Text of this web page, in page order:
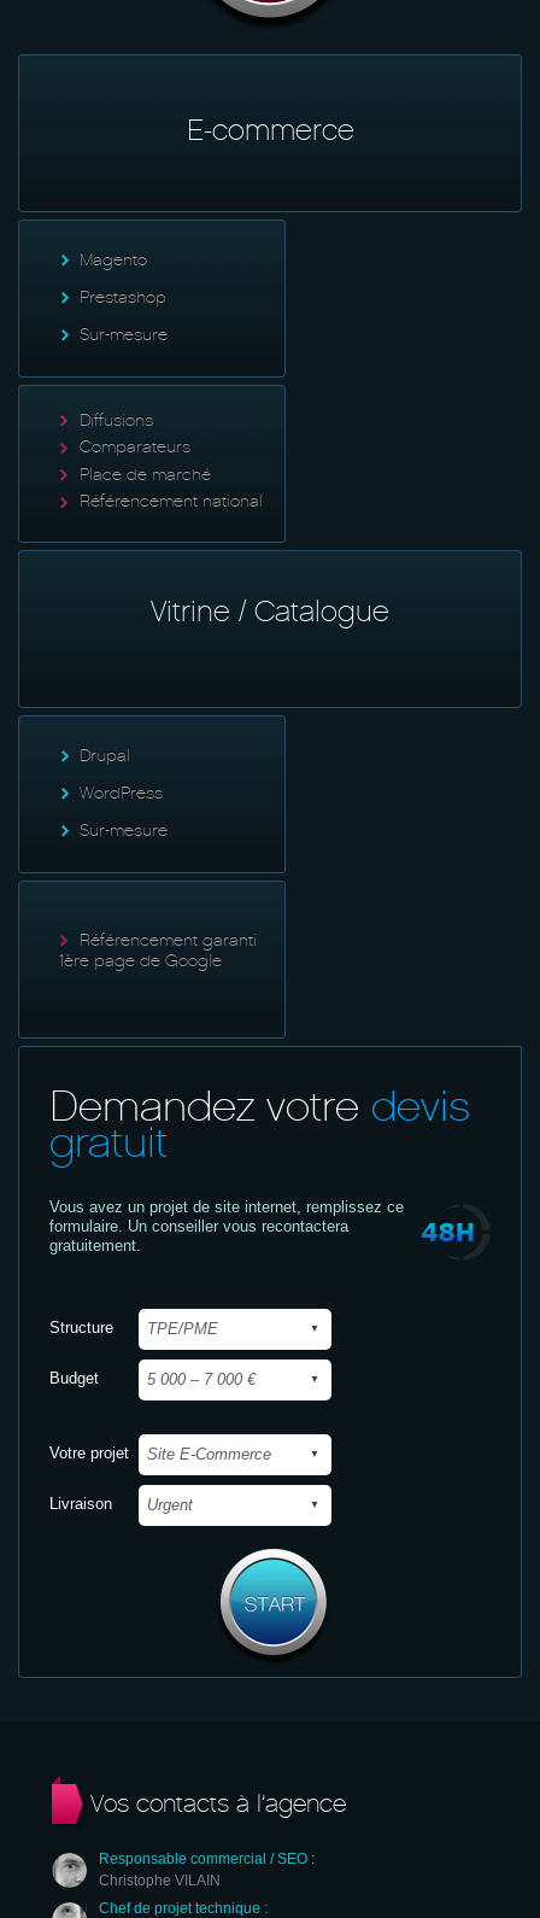
E-commerce
Magento
Prestashop
Sur-mesure
Diffusions
Comparateurs
Place de marché
Référencement national
Vitrine / Catalogue
Drupal
WordPress
Sur-mesure
Référencement garanti
1ère page de Google
Demandez votre devis
gratuit
Vous avez un projet de site internet, remplissez ce
formulaire. Un conseiller vous recontactera
gratuitement.
Structure
Budget
Votre projet
Livraison
Vos contacts à l’agence
Responsable commercial / SEO :
Christophe VILAIN
Chef de projet technique :